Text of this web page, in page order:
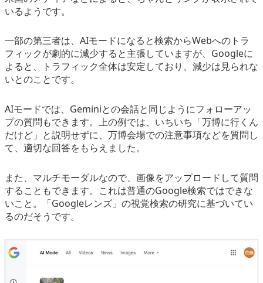
いるようです。
一部の第三者は、AIモードになると検索からWebへのトラ
フィックが劇的に減少すると主張していますが、Googleに
よると、トラフィック全体は安定しており、減少は見られな
いとのことです。
AIモードでは、Geminiとの会話と同じようにフォローアッ
プの質問もできます。上の例では、いちいち「万博に行くん
だけど」と説明せずに、万博会場での注意事項などを質問し
て、適切な回答をもらえました。
また、マルチモーダルなので、画像をアップロードして質問
することもできます。これは普通のGoogle検索ではできな
いこと。「Googleレンズ」の視覚検索の研究に基づいてい
るのだそうです。